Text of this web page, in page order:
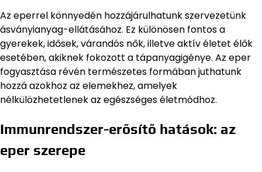
Az eperrel könnyedén hozzájárulhatunk szervezetünk
ásványianyag-ellátásához. Ez különösen fontos a
gyerekek, idősek, várandós nők, illetve aktív életet élők
esetében, akiknek fokozott a tápanyagigénye. Az eper
fogyasztása révén természetes formában juthatunk
hozzá azokhoz az elemekhez, amelyek
nélkülözhetetlenek az egészséges életmódhoz.
Immunrendszer-erősítő hatások: az
eper szerepe